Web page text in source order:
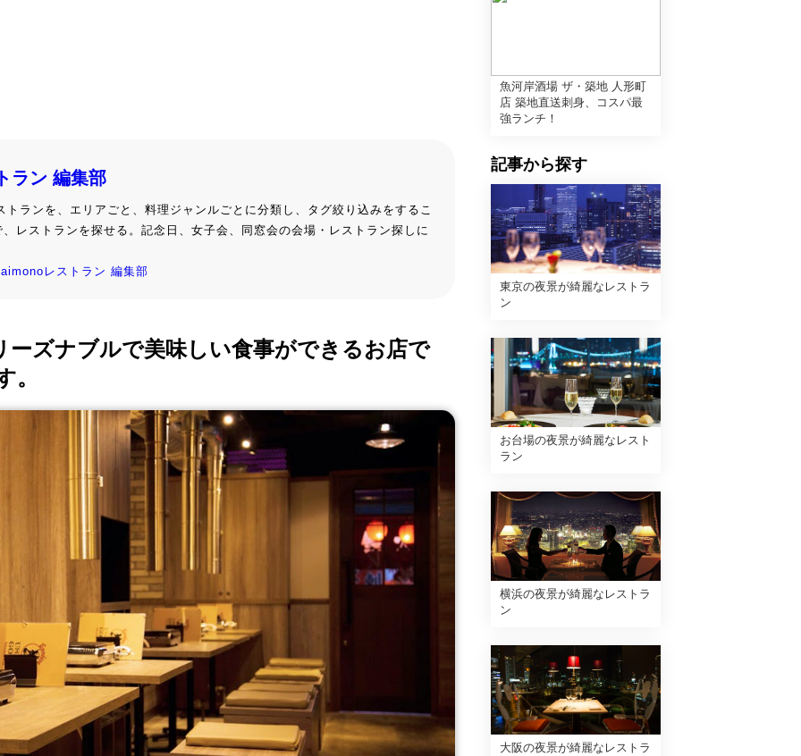
ラン 編集部
トランを、エリアごと、料理ジャンルごとに分類し、タグ絞り込みをするこ
レストランを探せる。記念日、女子会、同窓会の会場・レストラン探しに
レストラン 編集部
ズナブルで美味しい食事ができるお店で
。
魚河岸酒場 ザ・築地 人形町
店 築地直送刺身、コスパ最
強ランチ！
記事から探す
東京の夜景が綺麗なレストラ
ン
お台場の夜景が綺麗なレスト
ラン
横浜の夜景が綺麗なレストラ
ン
大阪の夜景が綺麗なレストラ